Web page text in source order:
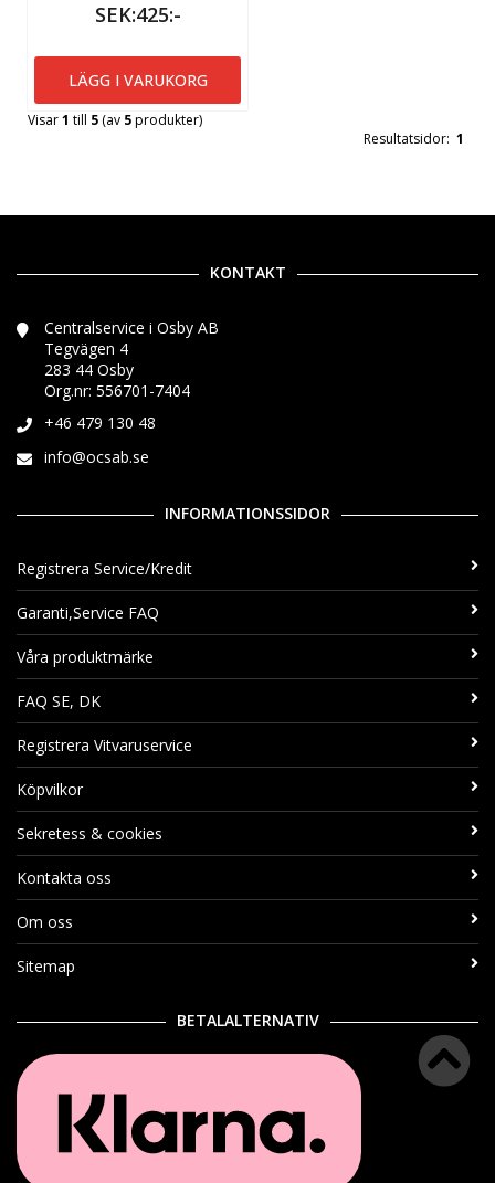
SEK:425:-
LÄGG I VARUKORG
Visar1 till 5 (av 5produkter)
Resultatsidor: 1
KONTAKT
Centralservice i Osby AB
Tegvägen 4
283 44 Osby
Org.nr: 556701-7404
+46 479 130 48
info@ocsab.se
INFORMATIONSSIDOR
Registrera Service/Kredit
Garanti,Service FAQ
Våra produktmärke
FAQ SE, DK
Registrera Vitvaruservice
Köpvilkor
Sekretess & cookies
Kontakta oss
Om oss
Sitemap
BETALALTERNATIV